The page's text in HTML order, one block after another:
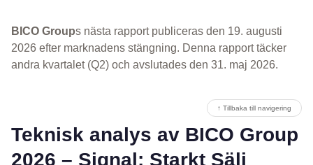
BICO Groups nästa rapport publiceras den 19. augusti
2026 efter marknadens stängning. Denna rapport täcker
andra kvartalet (Q2) och avslutades den 31. maj 2026.
↑ Tillbaka till navigering
Teknisk analys av BICO Group
2026 – Signal: Starkt Sälj